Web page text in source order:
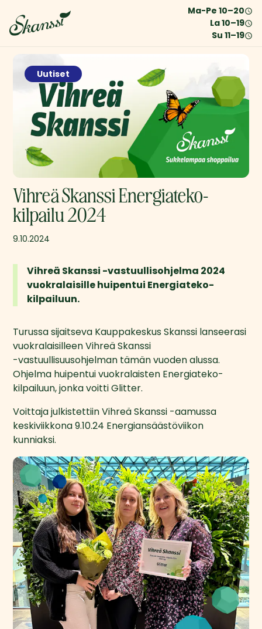
Ma-Pe 10–20
La10–19
Su 11–19
Uutiset
Vihreä Skanssi Energiateko-
kilpailu 2024
9.10.2024
Vihreä Skanssi -vastuullisohjelma 2024
vuokralaisille huipentui Energiateko-
kilpailuun.
Turussa sijaitseva Kauppakeskus Skanssi lanseerasi
vuokralaisilleen Vihreä Skanssi
-vastuullisuusohjelman tämän vuoden alussa.
Ohjelma huipentui vuokralaisten Energiateko-
kilpailuun, jonka voitti Glitter.
Voittaja julkistettiin Vihreä Skanssi -aamussa
keskiviikkona 9.10.24 Energiansäästöviikon
kunniaksi.